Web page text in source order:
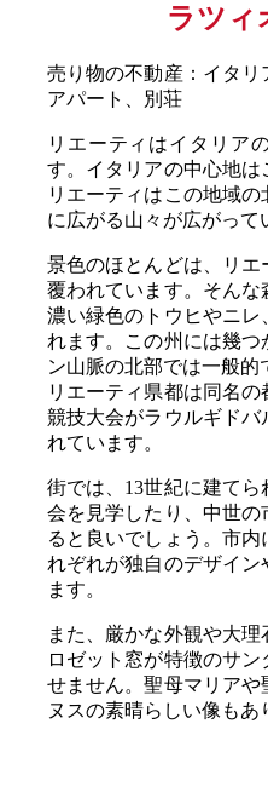
ラツィ
売り物の不動産：イタリ
アパート、別荘
リエーティはイタリア
す。イタリアの中心地は
リエーティはこの地域
に広がる山々が広がって
景色のほとんどは、リ
覆われています。そんな
濃い緑色のトウヒやニレ
れます。この州には幾
ン山脈の北部では一般的
リエーティ県都は同名
競技大会がラウルギドバ
れています。
街では、13世紀に建て
会を見学したり、中世
ると良いでしょう。市
れぞれが独自のデザイン
ます。
また、厳かな外観や大
ロゼット窓が特徴のサ
せません。聖母マリアや
ヌスの素晴らしい像もあ